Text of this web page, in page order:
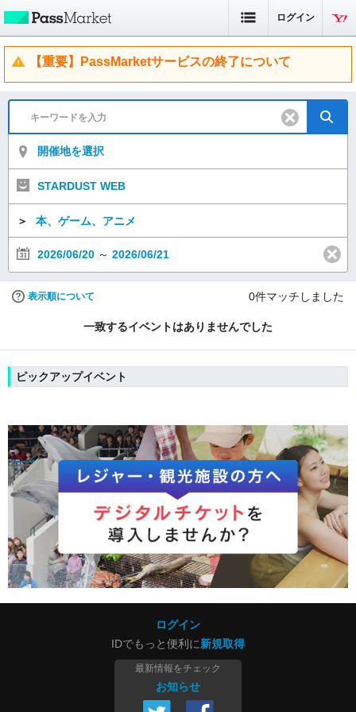
ログイン
【重要】PassMarketサービスの終了について
開催地を選択
STARDUST WEB
＞ 本、ゲーム、アニメ
2026/06/20 ～ 2026/06/21
表示順について 0件マッチしました
一致するイベントはありませんでした
ピックアップイベント
ログイン
IDでもっと便利に新規取得
最新情報をチェック
お知らせ